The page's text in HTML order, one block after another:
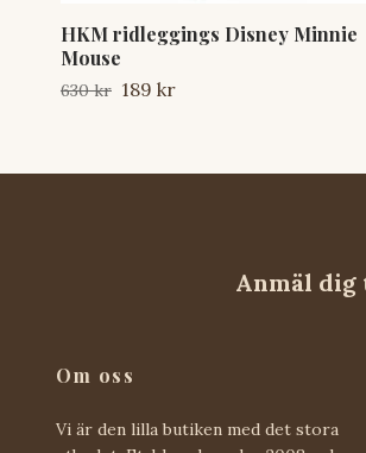
HKM ridleggings Disney Minnie
Mouse
630 kr 189 kr
Anmäl
Om oss
Vi är den lilla butiken med det stora